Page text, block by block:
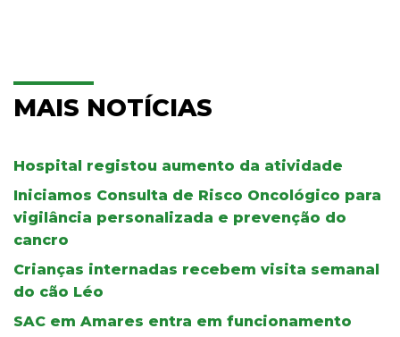
MAIS NOTÍCIAS
Hospital registou aumento da atividade
Iniciamos Consulta de Risco Oncológico para
vigilância personalizada e prevenção do
cancro
Crianças internadas recebem visita semanal
do cão Léo
SAC em Amares entra em funcionamento